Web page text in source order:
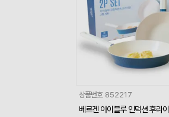
상품번호 852217
베르겐 아이블루 인덕션 후라